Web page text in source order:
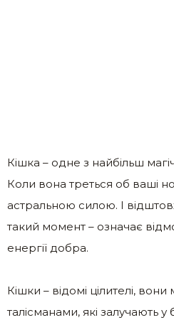
Кішка – одне з найбільш
Коли вона треться об ваші
астральною силою. І
такий момент – означає
енергії добра.
Кішки – відомі цілителі, вони
талісманами, які залучають